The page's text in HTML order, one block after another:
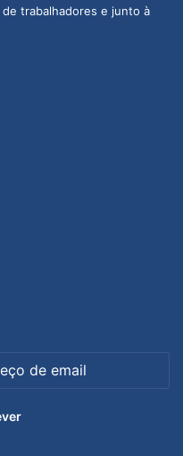
trabalhadores e junto à